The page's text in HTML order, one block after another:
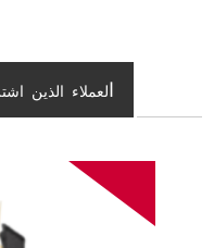
لعملاء الذين